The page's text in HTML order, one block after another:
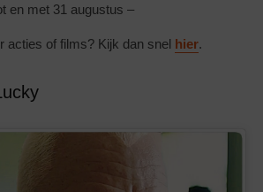
en met 31 augustus –
acties of films? Kijk dan snel hier.